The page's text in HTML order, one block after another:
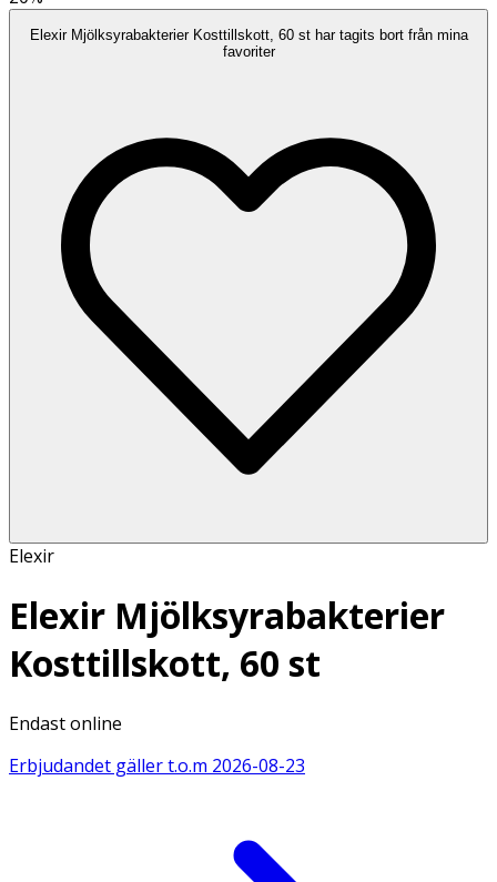
Elexir Mjölksyrabakterier Kosttillskott, 60 st har tagits bort från mina
favoriter
Elexir
Elexir Mjölksyrabakterier
Kosttillskott, 60 st
Endast online
Erbjudandet gäller t.o.m 2026-08-23